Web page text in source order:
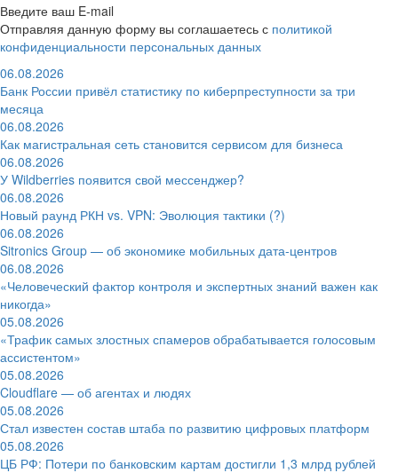
Введите ваш E-mail
Отправляя данную форму вы соглашаетесь с политикой
конфиденциальности персональных данных
06.08.2026
Банк России привёл статистику по киберпреступности за три
месяца
06.08.2026
Как магистральная сеть становится сервисом для бизнеса
06.08.2026
У Wildberries появится свой мессенджер?
06.08.2026
Новый раунд РКН vs. VPN: Эволюция тактики (?)
06.08.2026
Sitronics Group — об экономике мобильных дата-центров
06.08.2026
«Человеческий фактор контроля и экспертных знаний важен как
никогда»
05.08.2026
«Трафик самых злостных спамеров обрабатывается голосовым
ассистентом»
05.08.2026
Cloudflare — об агентах и людях
05.08.2026
Стал известен состав штаба по развитию цифровых платформ
05.08.2026
ЦБ РФ: Потери по банковским картам достигли 1,3 млрд рублей